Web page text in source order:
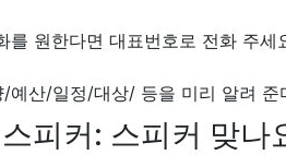
원한다면 대표번호로 전화 주세
산/일정/대상/ 등을 미리 알려 준
피커: 스피커 맞나